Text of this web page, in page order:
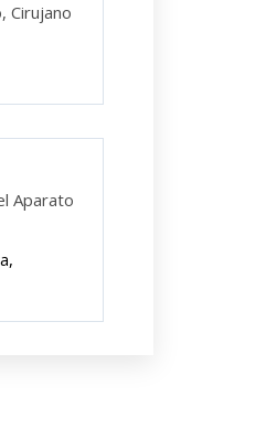
Cirujano
Aparato